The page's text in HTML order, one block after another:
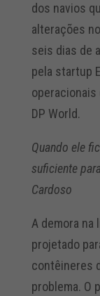
dos navios
alterações
seis dias de
pela startup
operacionais
DP World.
Quando ele
suficiente
Cardoso
A demora na
projetado
contêineres
problema. O